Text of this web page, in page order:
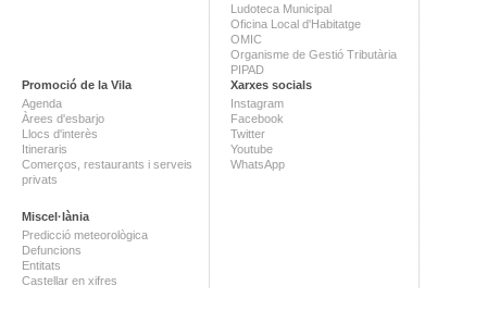
Ludoteca Municipal
Oficina Local d'Habitatge
OMIC
Organisme de Gestió Tributària
PIPAD
Promoció de la Vila
Agenda
Àrees d'esbarjo
Llocs d'interès
Itineraris
Comerços, restaurants i serveis
privats
Miscel·lània
Predicció meteorològica
Defuncions
Entitats
Castellar en xifres
Xarxes socials
Instagram
Facebook
Twitter
Youtube
WhatsApp